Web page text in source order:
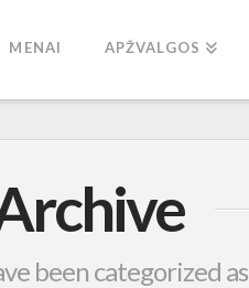
MENAI APŽVALGOS
been categorized as